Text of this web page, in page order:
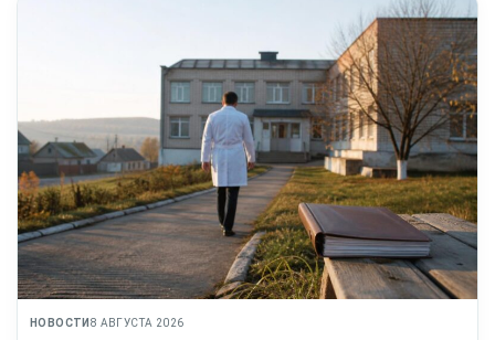
НОВОСТИ 8 АВГУСТА 2026